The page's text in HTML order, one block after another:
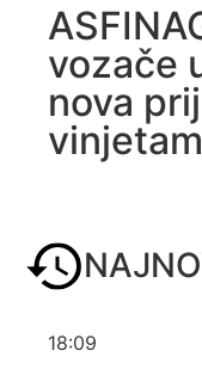
vozače
nova
18:09